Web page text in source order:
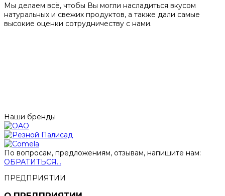
Мы делаем всё, чтобы Вы могли насладиться вкусом
натуральных и свежих продуктов, а также дали самые
высокие оценки сотрудничеству с нами.
Наши бренды
По вопросам, предложениям, отзывам, напишите нам:
ОБРАТИТЬСЯ...
ПРЕДПРИЯТИИ